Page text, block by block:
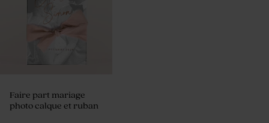
Faire part mariage
photo calque et ruban